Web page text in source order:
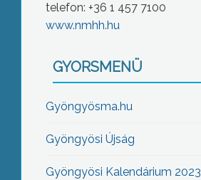
telefon: +36 1 457 7100
www.nmhh.hu
GYORSMENÜ
Gyöngyösma.hu
Gyöngyösi Újság
Gyöngyösi Kalendárium 2023